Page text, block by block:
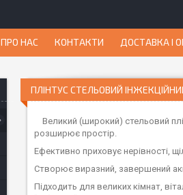
ПРО НАС КОНТАКТИ ДОСТАВКА І
ПЛІНТУС СТЕЛЬОВИЙ
Великий (широкий) стельовий
розширює простір.
Ефективно приховує нерівності,
Створює виразний, завершений
Підходить для великих кімнат,